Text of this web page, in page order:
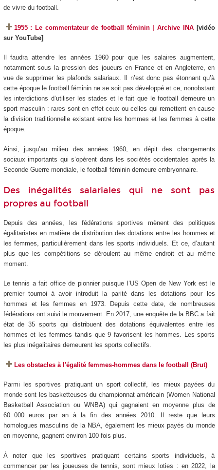
de vivre du football.
1955 : Le commentateur de football féminin | Archive INA[vidéo
sur YouTube]
Il faudra attendre les années 1960 pour que les salaires augmentent,
notamment sous la pression des joueurs en France et en Angleterre, en
vue de supprimer les plafonds salariaux. Il n’est donc pas étonnant qu’à
cette époque le football féminin ne se soit pas développé et ce, nonobstant
les interdictions d’utiliser les stades et le fait que le football demeure un
sport masculin : rares sont en effet ceux ou celles qui remettent en cause
la division traditionnelle existant entre les hommes et les femmes à cette
époque.
Ainsi, jusqu’au milieu des années 1960, en dépit des changements
sociaux importants qui s’opèrent dans les sociétés occidentales après la
Seconde Guerre mondiale, le football féminin demeure embryonnaire.
Des inégalités salariales qui ne sont pas
propres au football
Depuis des années, les fédérations sportives mènent des politiques
égalitaristes en matière de distribution des dotations entre les hommes et
les femmes, particulièrement dans les sports individuels. Et ce, d’autant
plus que les compétitions se déroulent au même endroit et au même
moment.
Le tennis a fait office de pionnier puisque l’US Open de New York est le
premier tournoi à avoir introduit la parité dans les dotations pour les
hommes et les femmes en 1973. Depuis cette date, de nombreuses
fédérations ont suivi le mouvement. En 2017, une enquête de la BBC a fait
état de 35 sports qui distribuent des dotations équivalentes entre les
hommes et les femmes tandis que 9 favorisent les hommes. Les sports
les plus inégalitaires demeurent les sports collectifs.
Les obstacles à l'égalité femmes-hommes dans le football (Brut)
Parmi les sportives pratiquant un sport collectif, les mieux payées du
monde sont les basketteuses du championnat américain (Women National
Basketball Association ou WNBA) qui gagnaient en moyenne plus de
60 000 euros par an à la fin des années 2010. Il reste que leurs
homologues masculins de la NBA, également les mieux payés du monde
en moyenne, gagnent environ 100 fois plus.
À noter que les sportives pratiquant certains sports individuels, à
commencer par les joueuses de tennis, sont mieux loties : en 2022, la